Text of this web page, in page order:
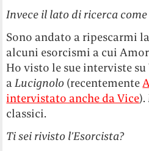
Invece il lato di ricerca come
Sono andato a ripescarmi
alcuni esorcismi a cui
Ho visto le sue interviste
aLucignolo (recentemente
intervistato anche da Vice
classici.
Ti sei rivisto l’Esorcista?